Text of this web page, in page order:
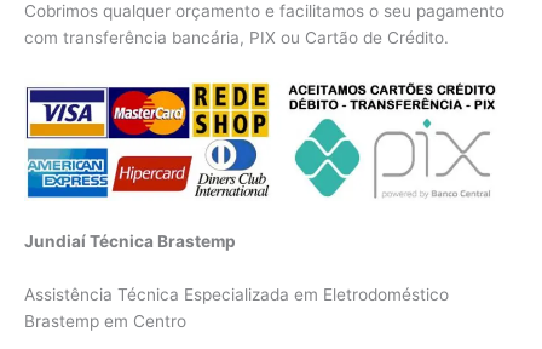
Cobrimos qualquer orçamento e facilitamos o seu pagamento
com transferência bancária, PIX ou Cartão de Crédito.
Jundiaí Técnica Brastemp
Assistência Técnica Especializada em Eletrodoméstico
Brastemp em Centro